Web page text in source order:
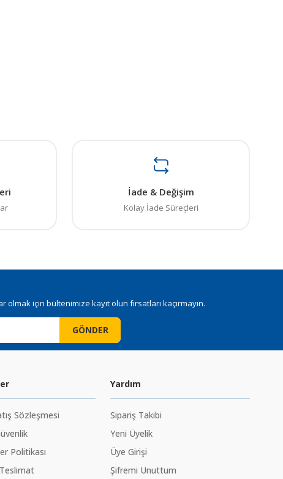
İade & Değişim
Kolay İade Süreçleri
için bültenimize kayıt olun fırsatları kaçırmayın.
GÖNDER
Sözleşmesi
Politikası
Yardım
Sipariş Takibi
Yeni Üyelik
Üye Girişi
Şifremi Unuttum